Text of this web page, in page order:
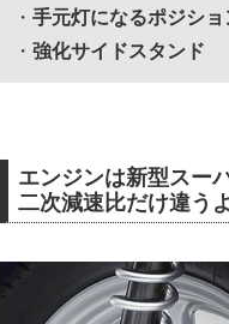
・ 手元灯になるポジショ
・ 強化サイドスタンド
エンジンは新型スー
二次減速比だけ違うよ